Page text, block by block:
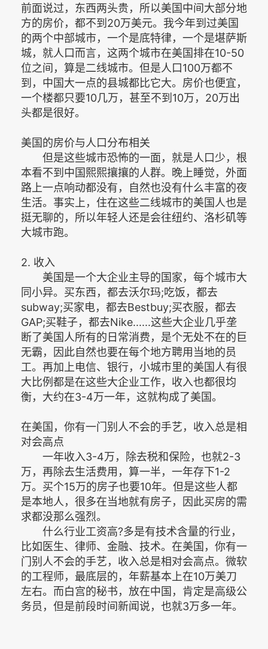
前面说过，东西两头贵，所以美国中间大部分地
方的房价，都不到20万美元。我今年到过美国
的两个中部城市，一个是底特律，一个是堪萨斯
城，就人口而言，这两个城市在美国排在10-50
位之间，算是二线城市。但是人口100万都不
到，中国大一点的县城都比它大。房价也便宜，
一个楼都只要10几万，甚至不到10万，20万出
头都是很好。
美国的房价与人口分布相关
但是这些城市恐怖的一面，就是人口少，根
本看不到中国熙熙攘攘的人群。晚上睡觉，外面
路上一点响动都没有，自然也没有什么丰富的夜
生活。事实上，住在这些二线城市的美国人也是
挺无聊的，所以年轻人还是会往纽约、洛杉矶等
大城市跑。
2. 收入
美国是一个大企业主导的国家，每个城市大
同小异。买东西，都去沃尔玛;吃饭，都去
subway;买家电，都去Bestbuy;买衣服，都去
GAP;买鞋子，都去Nike......这些大企业几乎垄
断了美国人所有的日常消费，是个无处不在的巨
无霸，因此自然也要在每个地方聘用当地的员
工。再加上电信、银行，小城市里的美国人有很
大比例都是在这些大企业工作，收入也都很均
衡，大约在3-4万一年，这就构成了美国。
在美国，你有一门别人不会的手艺，收入总是相
对会高点
一年收入3-4万，除去税和保险，也就2-3
万，再除去生活费用，算一半，一年存下1-2
万。买个15万的房子也要10年。但是这些人都
是本地人，很多在当地就有房子，因此买房的需
求都没那么强烈。
什么行业工资高?多是有技术含量的行业，
比如医生、律师、金融、技术。在美国，你有一
门别人不会的手艺，收入总是相对会高点。微软
的工程师，最底层的，年薪基本上在10万美刀
左右。而白宫的秘书，放在中国，肯定是高级公
务员，但是前段时间新闻说，也就3万多一年。